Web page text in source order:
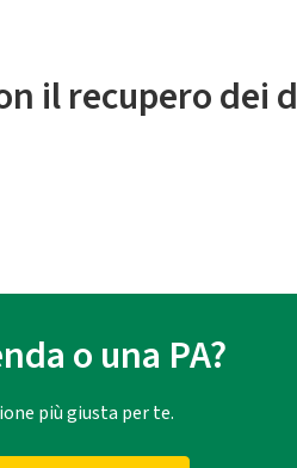
il recupero dei
o una PA?
più giusta per te.